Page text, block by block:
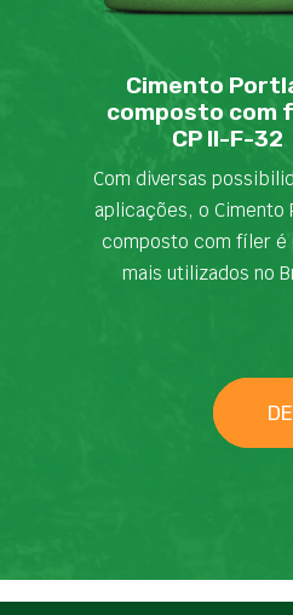
Cimento
composto com
CP II-F-32
Com diversas
aplicações, o Cimento
composto com fíler é
mais utilizados no